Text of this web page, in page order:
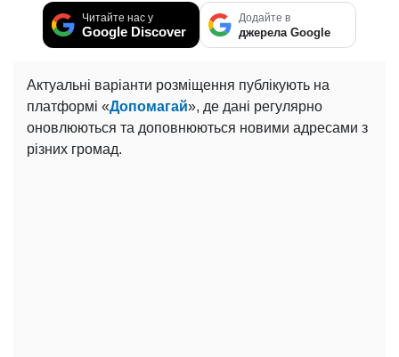
Читайте нас у
Google Discover
Додайте в
джерела Google
Актуальні варіанти розміщення публікують на
платформі «Допомагай», де дані регулярно
оновлюються та доповнюються новими адресами з
різних громад.